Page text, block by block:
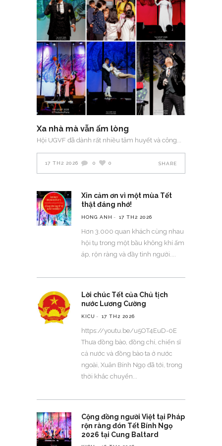
Xa nhà mà vẫn ấm lòng
Hội UGVF đã dành rất nhiều tâm huyết và công
17 TH2 2026 0 0 SHARE
Xin cảm ơn vì một mùa Tết
thật đáng nhớ!
HONG ANH 17 TH2 2026
Hơn 3.000 quan khách cùng nhau
hội tụ trong một bầu không khí ấm
áp, rộn ràng và đầy tình người.
Lời chúc Tết của Chủ tịch
nước Lương Cường
KICU 17 TH2 2026
https://youtu.be/u5OT4EuD-0E
Thưa đồng bào, đồng chí, chiến sĩ
cả nước và đồng bào ta ở nước
ngoài, Xuân Bính Ngọ đã tới, trong
thời khắc chuyển
Cộng đồng người Việt tại Pháp
rộn ràng đón Tết Bính Ngọ
2026 tại Cung Baltard